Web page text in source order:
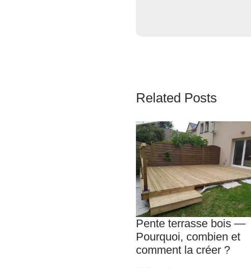
Related Posts
Pente terrasse bois —
Pourquoi, combien et
comment la créer ?